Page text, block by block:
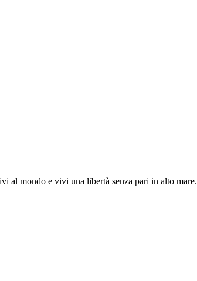
al mondo e vivi una libertà senza pari in alto mare.